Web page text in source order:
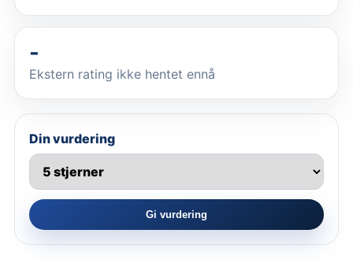
-
Ekstern rating ikke hentet ennå
Din vurdering
Gi vurdering